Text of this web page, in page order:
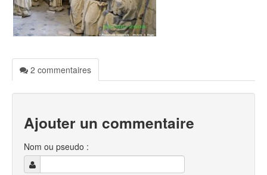
2 commentaires
Ajouter un commentaire
Nom ou pseudo :